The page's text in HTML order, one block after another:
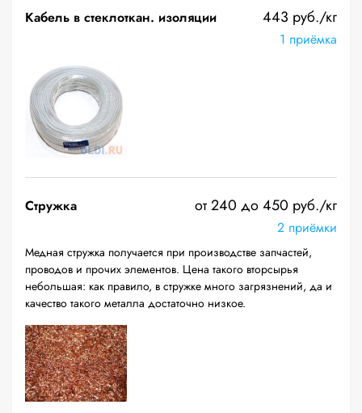
Кабель в стеклоткан. изоляции 443 руб./кг
1 приёмка
Стружка от 240 до 450 руб./кг
2 приёмки
Медная стружка получается при производстве запчастей,
проводов и прочих элементов. Цена такого вторсырья
небольшая: как правило, в стружке много загрязнений, да и
качество такого металла достаточно низкое.